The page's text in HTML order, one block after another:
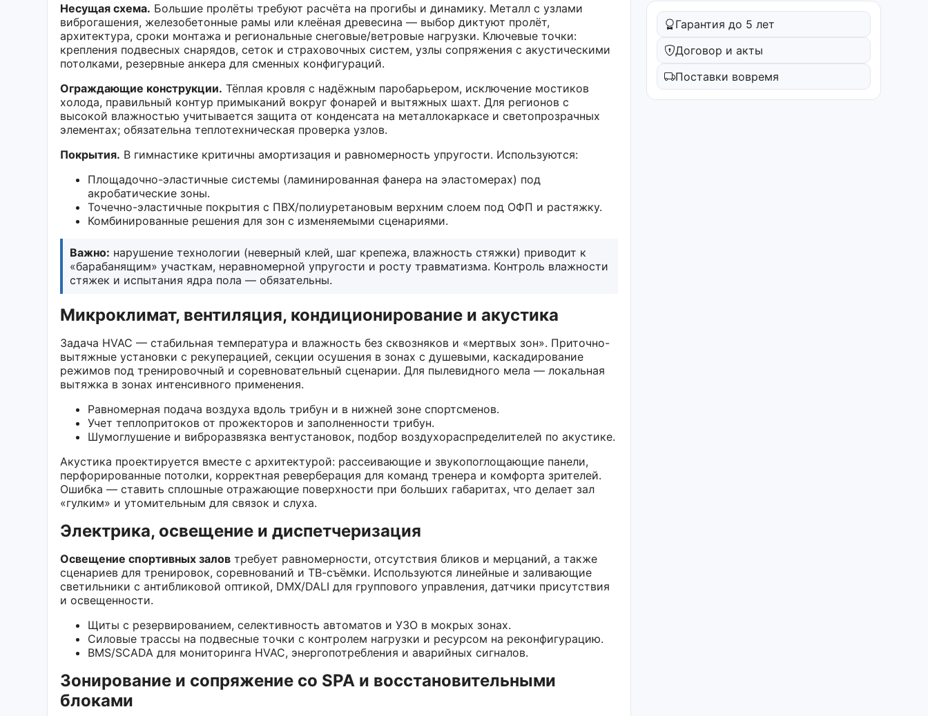
Несущая схема. Большие пролёты требуют расчёта на прогибы и динамику. Металл с узлами
виброгашения, железобетонные рамы или клеёная древесина — выбор диктуют пролёт,
архитектура, сроки монтажа и региональные снеговые/ветровые нагрузки. Ключевые точки:
крепления подвесных снарядов, сеток и страховочных систем, узлы сопряжения с акустическими
потолками, резервные анкера для сменных конфигураций.
Ограждающие конструкции. Тёплая кровля с надёжным паробарьером, исключение мостиков
холода, правильный контур примыканий вокруг фонарей и вытяжных шахт. Для регионов с
высокой влажностью учитывается защита от конденсата на металлокаркасе и светопрозрачных
элементах; обязательна теплотехническая проверка узлов.
Покрытия. В гимнастике критичны амортизация и равномерность упругости. Используются:
Площадочно-эластичные системы (ламинированная фанера на эластомерах) под
акробатические зоны.
Точечно-эластичные покрытия с ПВХ/полиуретановым верхним слоем под ОФП и растяжку.
Комбинированные решения для зон с изменяемыми сценариями.
Важно: нарушение технологии (неверный клей, шаг крепежа, влажность стяжки) приводит к
«барабанящим» участкам, неравномерной упругости и росту травматизма. Контроль влажности
стяжек и испытания ядра пола — обязательны.
Микроклимат, вентиляция, кондиционирование и акустика
Задача HVAC — стабильная температура и влажность без сквозняков и «мертвых зон». Приточно-
вытяжные установки с рекуперацией, секции осушения в зонах с душевыми, каскадирование
режимов под тренировочный и соревновательный сценарии. Для пылевидного мела — локальная
вытяжка в зонах интенсивного применения.
Равномерная подача воздуха вдоль трибун и в нижней зоне спортсменов.
Учет теплопритоков от прожекторов и заполненности трибун.
Шумоглушение и виброразвязка вентустановок, подбор воздухораспределителей по акустике.
Акустика проектируется вместе с архитектурой: рассеивающие и звукопоглощающие панели,
перфорированные потолки, корректная реверберация для команд тренера и комфорта зрителей.
Ошибка — ставить сплошные отражающие поверхности при больших габаритах, что делает зал
«гулким» и утомительным для связок и слуха.
Электрика, освещение и диспетчеризация
Освещение спортивных залов требует равномерности, отсутствия бликов и мерцаний, а также
сценариев для тренировок, соревнований и ТВ-съёмки. Используются линейные и заливающие
светильники с антибликовой оптикой, DMX/DALI для группового управления, датчики присутствия
и освещенности.
Щиты с резервированием, селективность автоматов и УЗО в мокрых зонах.
Силовые трассы на подвесные точки с контролем нагрузки и ресурсом на реконфигурацию.
BMS/SCADA для мониторинга HVAC, энергопотребления и аварийных сигналов.
Зонирование и сопряжение со SPA и восстановительными
блоками
Гарантия до 5 лет
Договор и акты
Поставки вовремя